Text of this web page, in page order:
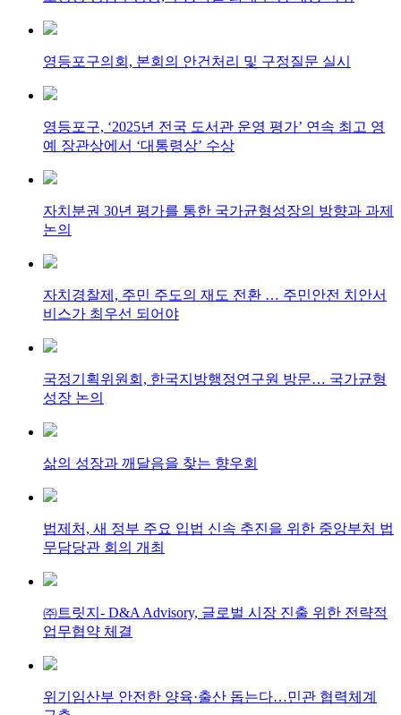
영등포구의회, 본회의 안건처리 및 구정질문 실시
영등포구, ‘2025년 전국 도서관 운영 평가’ 연속 최고 영
예 장관상에서 ‘대통령상’ 수상
자치분권 30년 평가를 통한 국가균형성장의 방향과 과제
논의
자치경찰제, 주민 주도의 재도 전환 … 주민안전 치안서
비스가 최우선 되어야
국정기획위원회, 한국지방행정연구원 방문… 국가균형
성장 논의
삶의 성장과 깨달음을 찾는 향우회
법제처, 새 정부 주요 입법 신속 추진을 위한 중앙부처 법
무담당관 회의 개최
㈜트릿지- D&A Advisory, 글로벌 시장 진출 위한 전략적
업무협약 체결
위기임산부 안전한 양육·출산 돕는다…민관 협력체계